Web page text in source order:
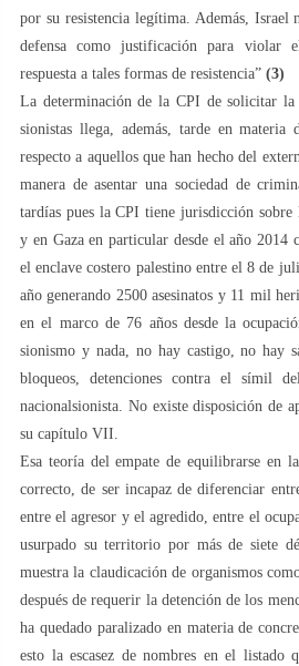
por su resistencia legítima. Además, Israel
defensa como justificación para violar
respuesta a tales formas de resistencia” (3)
La determinación de la CPI de solicitar la
sionistas llega, además, tarde en
respecto a aquellos que han hecho del
manera de asentar una sociedad de
tardías pues la CPI tiene jurisdicción sobre
y en Gaza en particular desde el año 2014
el enclave costero palestino entre el 8 de
año generando 2500 asesinatos y 11 mil
en el marco de 76 años desde la
sionismo y nada, no hay castigo, no hay
bloqueos, detenciones contra el símil
nacionalsionista. No existe disposición de
su capítulo VII.
Esa teoría del empate de equilibrarse en
correcto, de ser incapaz de diferenciar
entre el agresor y el agredido, entre el
usurpado su territorio por más de siete
muestra la claudicación de organismos
después de requerir la detención de los
ha quedado paralizado en materia de
esto la escasez de nombres en el listado